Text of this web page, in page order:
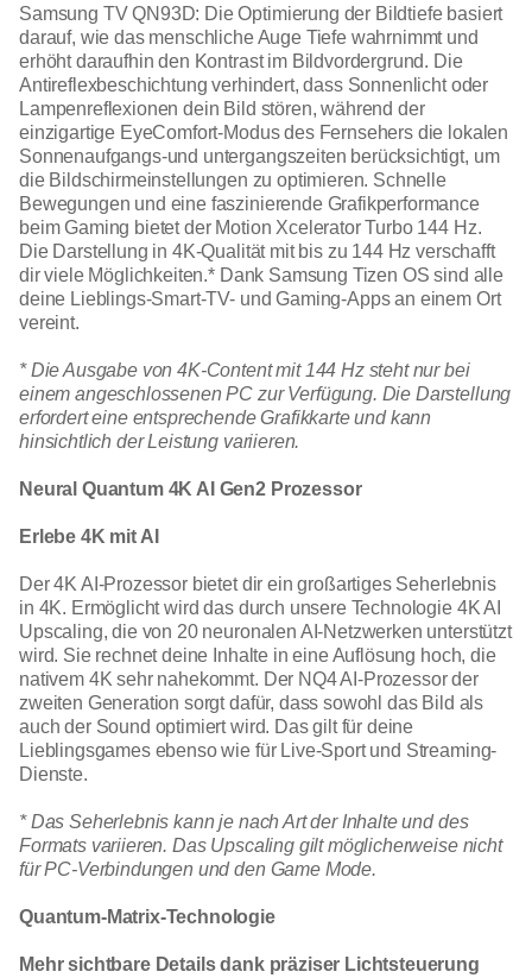
Samsung TV QN93D: Die Optimierung der Bildtiefe basiert
darauf, wie das menschliche Auge Tiefe wahrnimmt und
erhöht daraufhin den Kontrast im Bildvordergrund. Die
Antireflexbeschichtung verhindert, dass Sonnenlicht oder
Lampenreflexionen dein Bild stören, während der
einzigartige EyeComfort-Modus des Fernsehers die lokalen
Sonnenaufgangs-und untergangszeiten berücksichtigt, um
die Bildschirmeinstellungen zu optimieren. Schnelle
Bewegungen und eine faszinierende Grafikperformance
beim Gaming bietet der Motion Xcelerator Turbo 144 Hz.
Die Darstellung in 4K-Qualität mit bis zu 144 Hz verschafft
dir viele Möglichkeiten.* Dank Samsung Tizen OS sind alle
deine Lieblings-Smart-TV- und Gaming-Apps an einem Ort
vereint.
* Die Ausgabe von 4K-Content mit 144 Hz steht nur bei
einem angeschlossenen PC zur Verfügung. Die Darstellung
erfordert eine entsprechende Grafikkarte und kann
hinsichtlich der Leistung variieren.
Neural Quantum 4K AI Gen2 Prozessor
Erlebe 4K mit AI
Der 4K AI-Prozessor bietet dir ein großartiges Seherlebnis
in 4K. Ermöglicht wird das durch unsere Technologie 4K AI
Upscaling, die von 20 neuronalen AI-Netzwerken unterstützt
wird. Sie rechnet deine Inhalte in eine Auflösung hoch, die
nativem 4K sehr nahekommt. Der NQ4 AI-Prozessor der
zweiten Generation sorgt dafür, dass sowohl das Bild als
auch der Sound optimiert wird. Das gilt für deine
Lieblingsgames ebenso wie für Live-Sport und Streaming-
Dienste.
* Das Seherlebnis kann je nach Art der Inhalte und des
Formats variieren. Das Upscaling gilt möglicherweise nicht
für PC-Verbindungen und den Game Mode.
Quantum-Matrix-Technologie
Mehr sichtbare Details dank präziser Lichtsteuerung